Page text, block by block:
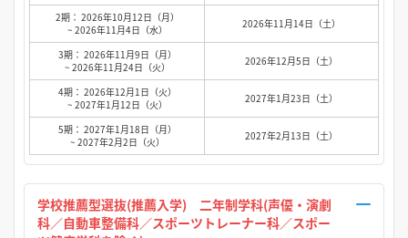
2期： 2026年10月12日（月）
~ 2026年11月4日（水）
2026年11月14日（土）
3期： 2026年11月9日（月）
~ 2026年11月24日（火）
2026年12月5日（土）
4期： 2026年12月1日（火）
~ 2027年1月12日（火）
2027年1月23日（土）
5期： 2027年1月18日（月）
~ 2027年2月2日（火）
2027年2月13日（土）
学校推薦型選抜(推薦入学) 二年制学科(声優・演劇
科／自動車整備科／スポーツトレーナー科／スポー